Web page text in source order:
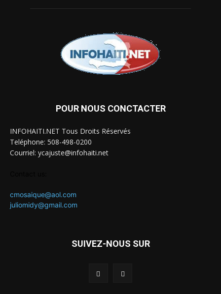
POUR NOUS CONCTACTER
INFOHAITI.NET Tous Droits Réservés
Teléphone: 508-498-0200
Courriel: ycajuste@infohaiti.net
cmosaique@aol.com
juliomidy@gmail.com
SUIVEZ-NOUS SUR